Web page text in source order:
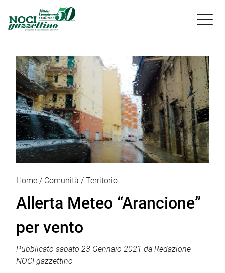

Home Comunità Territorio
Allerta Meteo “Arancione”
per vento
Pubblicato sabato 23 Gennaio 2021 da Redazione
NOCI gazzettino